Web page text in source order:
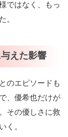
ではなく、もっ
。
えた影響
のエピソードも
、優希也だけが
その優しさに救
く。